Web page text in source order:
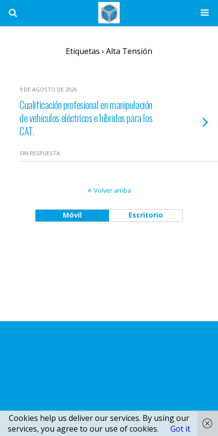
Etiquetas › Alta Tensión
9 DE AGOSTO DE 2026
Cualificación profesional en manipulación
de vehículos eléctricos e híbridos para los
CAT.
SIN RESPUESTA
Volver arriba
Móvil Escritorio
Cookies help us deliver our services. By using our
services, you agree to our use of cookies.
Got it